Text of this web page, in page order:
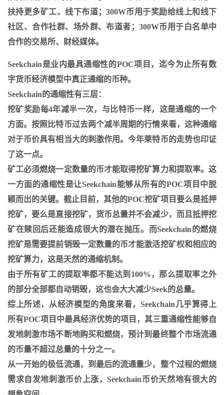
扶持更多矿工、线下布道；300W币用于奖励给线上和线下
社区、合作社群、场外群、布道者；300W币用于白名单中
合作的交易所、财经媒体。
Seekchain是业内最具通缩性的POC项目，迄今为止所有数
字货币经济模型中真正通缩的币种。
Seekchain的通缩性有三层：
挖矿奖励每4年减半一次，与比特币一样，这是通缩的一个
方面。按照比特币过去两个减半周期的行情来看，这种通缩
对于币价具有相当大的刺激作用。今年莱特币的走势也印证
了这一点。
矿工必须燃烧一定数量的币才能取得挖矿算力和提取率。这
一方面的通缩性是让Seekchain能够从所有的POC项目中脱
颖而出的关键。截止目前，其他的POC挖矿项目要么是抵押
挖矿，要么是直接挖矿，货币总量并不会减少，而且抵押挖
矿在赎回后还能造成很大的潜在抛压。而Seekchain的燃烧
挖矿是需要提前销毁一定数量的币才能激活挖矿权和相应的
挖矿算力，这是天然的通缩机制。
由于所有矿工的提取率都不能达到100%，那么提取率之外
的部分全部都自动销毁，这也会大大减少Seek的总量。
综上所述，从经济模型的角度来看，Seekchain几乎算得上
所有POC项目中最具经济优势的项目，其三重通缩性能够自
发地刺激市场不断地购买和燃烧，预计到最终整个市场流通
的币量不超过总量的十分之一。
从一开始的极低流通，到最后的流通量少，整个过程的燃烧
需求自发地刺激币价上涨，Seekchain币价天然地有很大的